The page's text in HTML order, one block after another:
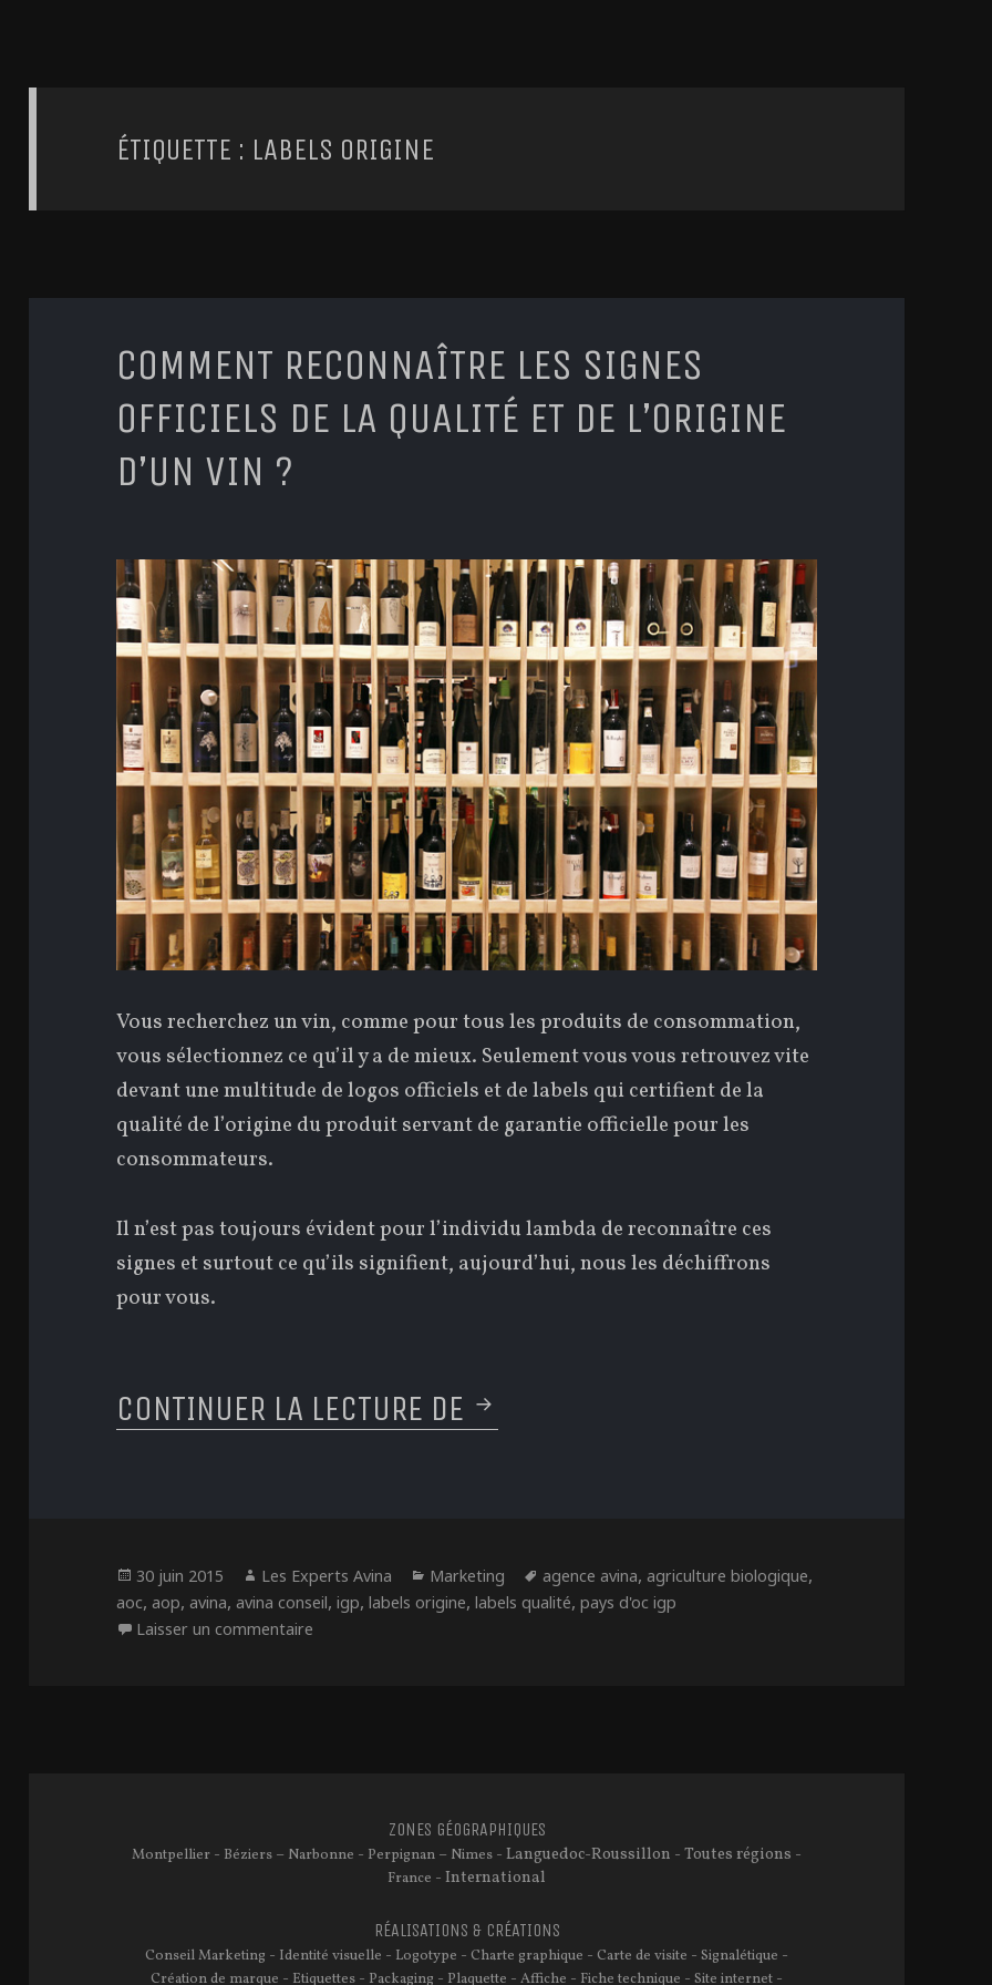
ÉTIQUETTE : LABELS ORIGINE
COMMENT RECONNAÎTRE LES SIGNES
OFFICIELS DE LA QUALITÉ ET DE L’ORIGINE
D’UN VIN ?
Vous recherchez un vin, comme pour tous les produits de consommation,
vous sélectionnez ce qu’il y a de mieux. Seulement vous vous retrouvez vite
devant une multitude de logos officiels et de labels qui certifient de la
qualité de l’origine du produit servant de garantie officielle pour les
consommateurs.
Il n’est pas toujours évident pour l’individu lambda de reconnaître ces
signes et surtout ce qu’ils signifient, aujourd’hui, nous les déchiffrons
pour vous.
CONTINUER LA LECTURE DE COMMENT RECONNAÎTRE LES SIGNES
Publié
le
30 juin 2015 Auteur
Les Experts Avina Catégories
Marketing Étiquettes
agence avina, agriculture biologique,
aoc, aop, avina, avina conseil,igp,labels origine,labels qualité,pays d'oc igp
Laisser un commentaire
ZONES GÉOGRAPHIQUES
Montpellier - Béziers – Narbonne - Perpignan – Nimes - Languedoc-Roussillon - Toutes régions -
France - International
RÉALISATIONS & CRÉATIONS
Conseil Marketing - Identité visuelle - Logotype - Charte graphique - Carte de visite -Signalétique -
Création de marque - Etiquettes - Packaging - Plaquette -Affiche - Fiche technique -Site internet -